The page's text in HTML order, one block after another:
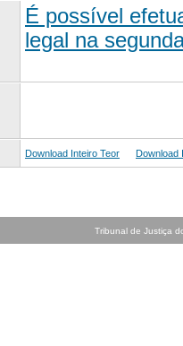
É possível
legal na
Download Inteiro Teor Download
Tribunal de Justiça